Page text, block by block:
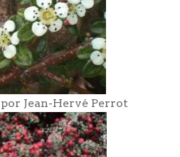
Jean-Hervé Perrot